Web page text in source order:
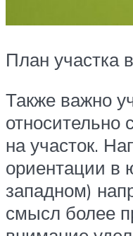
План участка
Также важно
относительно
на участок.
ориентации в
западном)
смысл более